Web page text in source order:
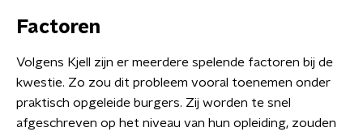
Factoren
Volgens Kjell zijn er meerdere spelende factoren bij de
kwestie. Zo zou dit probleem vooral toenemen onder
praktisch opgeleide burgers. Zij worden te snel
afgeschreven op het niveau van hun opleiding, zouden